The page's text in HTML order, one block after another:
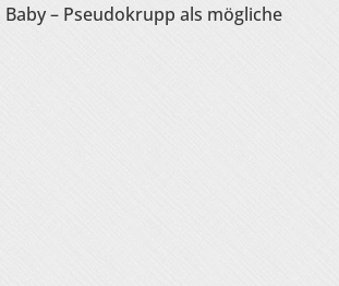
– Pseudokrupp als mögliche